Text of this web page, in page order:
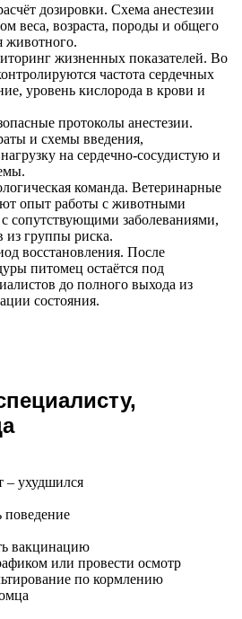
дозировки. Схема анестезии
веса, возраста, породы и общего
животного.
жизненных показателей. Во
частота сердечных
уровень кислорода в крови и
протоколы анестезии.
и схемы введения,
на сердечно-сосудистую и
команда. Ветеринарные
опыт работы с животными
с сопутствующими заболеваниями,
из группы риска.
восстановления. После
питомец остаётся под
до полного выхода из
состояния.
– ухудшился
поведение
вакцинацию
или провести осмотр
по кормлению